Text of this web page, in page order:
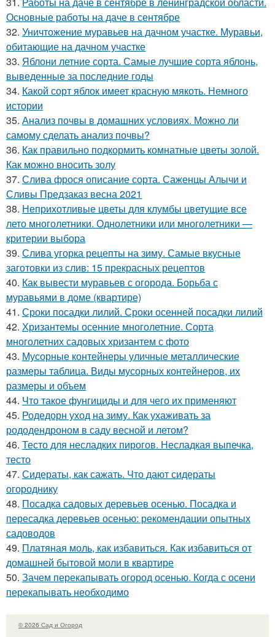
Основные работы на даче в сентябре
32. Уничтожение муравьев на дачном участке. Муравьи,
обитающие на дачном участке
33. Яблони летние сорта. Самые лучшие сорта яблонь,
выведенные за последние годы
34. Какой сорт яблок имеет красную мякоть. Немного
истории
35. Анализ почвы в домашних условиях. Можно ли
самому сделать анализ почвы?
36. Как правильно подкормить комнатные цветы золой.
Как можно вносить золу
37. Слива фрося описание сорта. Саженцы Алычи и
Сливы Предзаказ весна 2021
38. Неприхотливые цветы для клумбы цветущие все
лето многолетники. Однолетники или многолетники —
критерии выбора
39. Слива угорка рецепты на зиму. Самые вкусные
заготовки из слив: 15 прекрасных рецептов
40. Как вывести муравьев с огорода. Борьба с
муравьями в доме (квартире)
41. Сроки посадки лилий. Сроки осенней посадки лилий
42. Хризантемы осенние многолетние. Сорта
многолетних садовых хризантем с фото
43. Мусорные контейнеры уличные металлические
размеры таблица. Виды мусорных контейнеров, их
размеры и объем
44. Что такое фунгициды и для чего их применяют
45. Родедорн уход на зиму. Как ухаживать за
рододендроном в саду весной и летом?
46. Тесто для несладких пирогов. Несладкая выпечка,
тесто
47. Сидераты, как сажать. Что дают сидераты
огороднику
48. Посадка садовых деревьев осенью. Посадка и
пересадка деревьев осенью: рекомендации опытных
садоводов
49. Платяная моль, как избавиться. Как избавиться от
домашней бытовой моли в квартире
50. Зачем перекапывать огород осенью. Когда с осени
перекапывать необходимо
© 2026 Сад и Огород